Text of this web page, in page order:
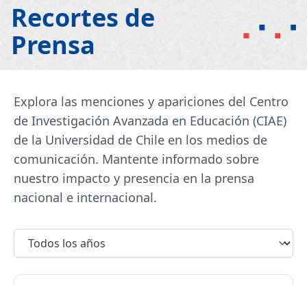
Recortes de
Prensa
Explora las menciones y apariciones del Centro
de Investigación Avanzada en Educación (CIAE)
de la Universidad de Chile en los medios de
comunicación. Mantente informado sobre
nuestro impacto y presencia en la prensa
nacional e internacional.